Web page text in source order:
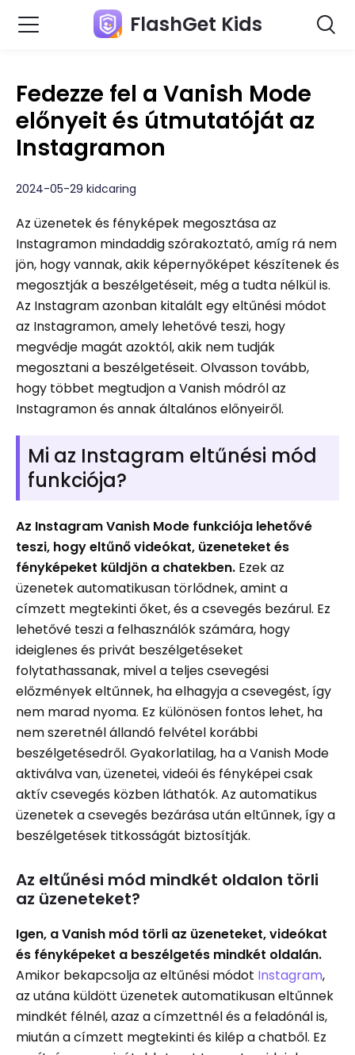
FlashGet Kids
Fedezze fel a Vanish Mode
előnyeit és útmutatóját az
Instagramon
2024-05-29 kidcaring
Az üzenetek és fényképek megosztása az
Instagramon mindaddig szórakoztató, amíg rá nem
jön, hogy vannak, akik képernyőképet készítenek és
megosztják a beszélgetéseit, még a tudta nélkül is.
Az Instagram azonban kitalált egy eltűnési módot
az Instagramon, amely lehetővé teszi, hogy
megvédje magát azoktól, akik nem tudják
megosztani a beszélgetéseit. Olvasson tovább,
hogy többet megtudjon a Vanish módról az
Instagramon és annak általános előnyeiről.
Mi az Instagram eltűnési mód
funkciója?
Az Instagram Vanish Mode funkciója lehetővé
teszi, hogy eltűnő videókat, üzeneteket és
fényképeket küldjön a chatekben. Ezek az
üzenetek automatikusan törlődnek, amint a
címzett megtekinti őket, és a csevegés bezárul. Ez
lehetővé teszi a felhasználók számára, hogy
ideiglenes és privát beszélgetéseket
folytathassanak, mivel a teljes csevegési
előzmények eltűnnek, ha elhagyja a csevegést, így
nem marad nyoma. Ez különösen fontos lehet, ha
nem szeretnél állandó felvétel korábbi
beszélgetésedről. Gyakorlatilag, ha a Vanish Mode
aktiválva van, üzenetei, videói és fényképei csak
aktív csevegés közben láthatók. Az automatikus
üzenetek a csevegés bezárása után eltűnnek, így a
beszélgetések titkosságát biztosítják.
Az eltűnési mód mindkét oldalon törli
az üzeneteket?
Igen, a Vanish mód törli az üzeneteket, videókat
és fényképeket a beszélgetés mindkét oldalán.
Amikor bekapcsolja az eltűnési módot Instagram,
az utána küldött üzenetek automatikusan eltűnnek
mindkét félnél, azaz a címzettnél és a feladónál is,
miután a címzett megtekinti és kilép a chatből. Ez